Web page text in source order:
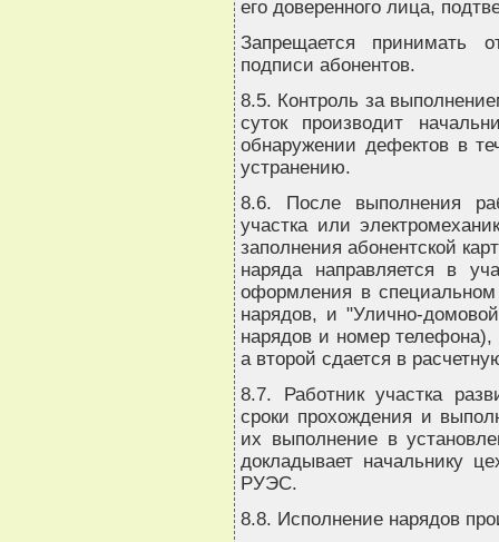
его доверенного лица,
Запрещается принимать
подписи абонентов.
8.5. Контроль за
суток производит
обнаружении дефектов в
устранению.
8.6. После выполнения
участка или
заполнения абонентской
наряда направляется в
оформления в специальном
нарядов, и "Улично-
нарядов и номер
а второй сдается в
8.7. Работник участка
сроки прохождения и
их выполнение в
докладывает начальнику
РУЭС.
8.8. Исполнение нарядов